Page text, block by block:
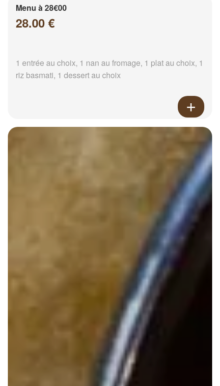
Menu à 28€00
28.00 €
1 entrée au choix, 1 nan au fromage, 1 plat au choix, 1
riz basmati, 1 dessert au choix